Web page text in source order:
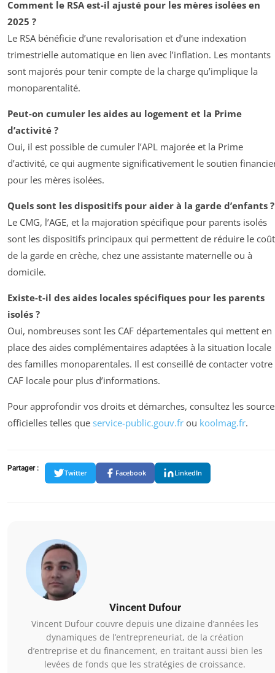
Comment le RSA est-il ajusté pour les mères isolées en
2025 ?
Le RSA bénéficie d’une revalorisation et d’une indexation
trimestrielle automatique en lien avec l’inflation. Les montants
sont majorés pour tenir compte de la charge qu’implique la
monoparentalité.
Peut-on cumuler les aides au logement et la Prime
d’activité ?
Oui, il est possible de cumuler l’APL majorée et la Prime
d’activité, ce qui augmente significativement le soutien
pour les mères isolées.
Quels sont les dispositifs pour aider à la garde d’enfants ?
Le CMG, l’AGE, et la majoration spécifique pour parents isolés
sont les dispositifs principaux qui permettent de réduire le coût
de la garde en crèche, chez une assistante maternelle ou à
domicile.
Existe-t-il des aides locales spécifiques pour les parents
isolés ?
Oui, nombreuses sont les CAF départementales qui mettent en
place des aides complémentaires adaptées à la situation locale
des familles monoparentales. Il est conseillé de contacter votre
CAF locale pour plus d’informations.
Pour approfondir vos droits et démarches, consultez les
officielles telles que service-public.gouv.fr ou koolmag.fr.
Partager :
Twitter Facebook LinkedIn
Vincent Dufour
Vincent Dufour couvre depuis une dizaine d’années les
dynamiques de l’entrepreneuriat, de la création
d’entreprise et du financement, en traitant aussi bien les
levées de fonds que les stratégies de croissance.